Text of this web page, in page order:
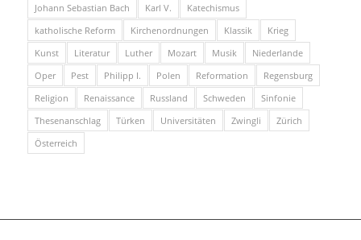
Johann Sebastian Bach
Karl V.
Katechismus
katholische Reform
Kirchenordnungen Klassik
Krieg
Kunst
Literatur Luther Mozart Musik
Niederlande
Oper
Pest Philipp I. Polen Reformation
Regensburg
Religion
Renaissance Russland Schweden
Sinfonie
Thesenanschlag
Türken Universitäten Zwingli
Zürich
Österreich